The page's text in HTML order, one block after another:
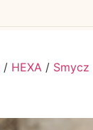
/ HEXA / Smycz